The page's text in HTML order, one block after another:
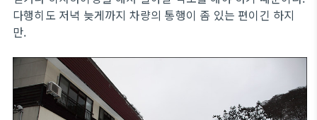
다행히도 저녁 늦게까지 차량의 통행이 좀 있는 편이긴 하지
만.